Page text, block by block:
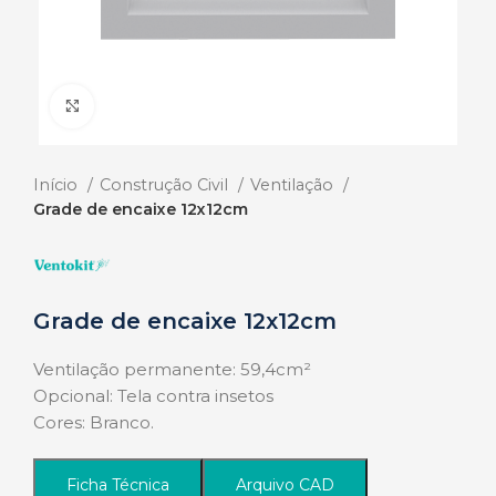
Início Construção Civil
Ventilação
Grade de encaixe 12x12cm
Grade de encaixe 12x12cm
Ventilação permanente: 59,4cm²
Opcional: Tela contra insetos
Cores: Branco.
Ficha Técnica Arquivo CAD